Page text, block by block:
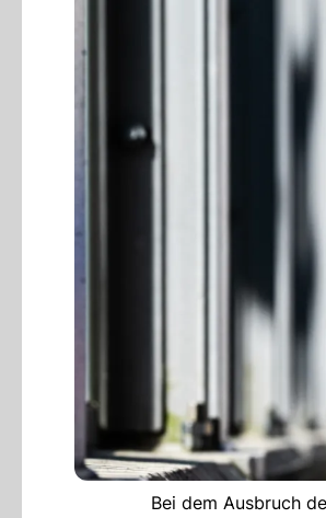
Bei dem Ausbruch